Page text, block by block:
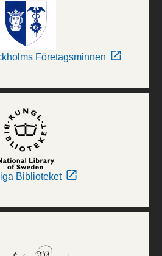
Företagsminnen
Biblioteket